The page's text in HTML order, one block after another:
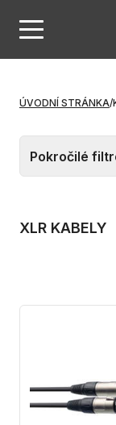
ÚVODNÍ STRÁNKA/
Pokročilé
XLR KABELY